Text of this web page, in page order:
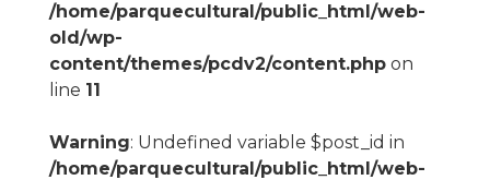
/home/parquecultural/public_html/web-
old/wp-
content/themes/pcdv2/content.phpon
line 11
Warning: Undefined variable $post_id in
/home/parquecultural/public_html/web-